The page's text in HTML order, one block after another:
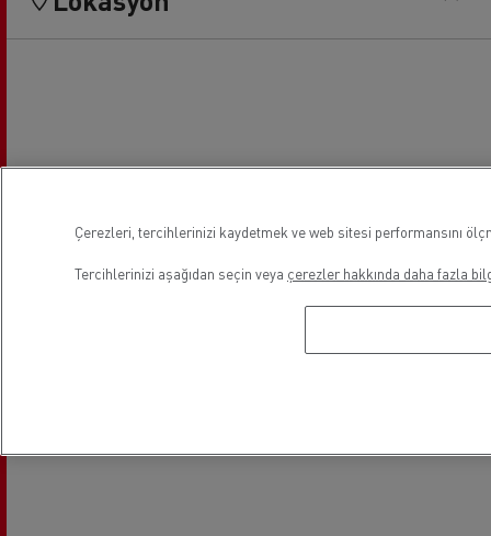
Çerezleri, tercihlerinizi kaydetmek ve web sitesi performansını
Tercihlerinizi aşağıdan seçin veya çerezler hakkında daha fazla